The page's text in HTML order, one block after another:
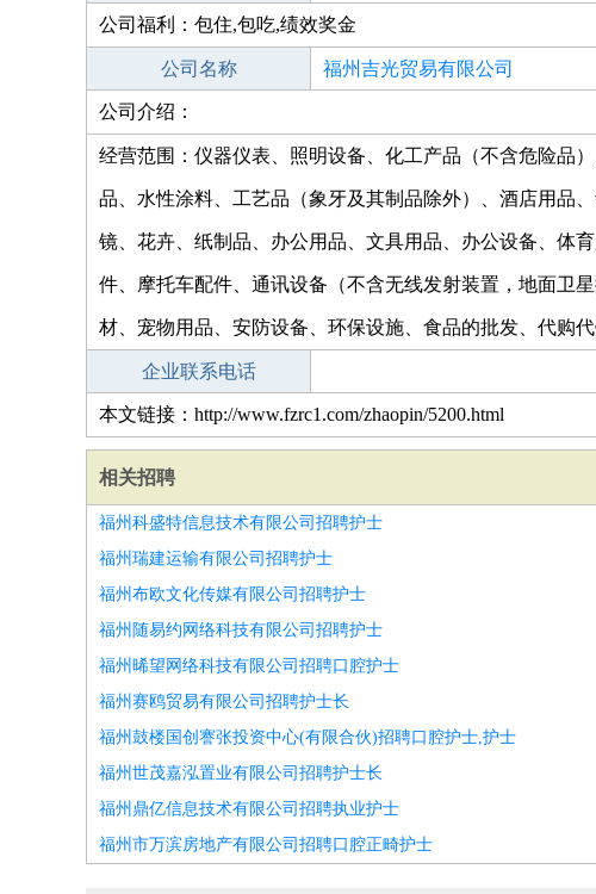
公司福利：包住,包吃,绩效奖金
公司名称 福州吉光贸易有限公司
公司介绍：
经营范围：仪器仪表、照明设备、化工产品（不含危险品
品、水性涂料、工艺品（象牙及其制品除外）、酒店用品
镜、花卉、纸制品、办公用品、文具用品、办公设备、体
件、摩托车配件、通讯设备（不含无线发射装置，地面卫
材、宠物用品、安防设备、环保设施、食品的批发、代购
企业联系电话
本文链接：http://www.fzrc1.com/zhaopin/5200.html
相关招聘
福州科盛特信息技术有限公司招聘护士
福州瑞建运输有限公司招聘护士
福州布欧文化传媒有限公司招聘护士
福州随易约网络科技有限公司招聘护士
福州晞望网络科技有限公司招聘口腔护士
福州赛鸥贸易有限公司招聘护士长
福州鼓楼国创謇张投资中心(有限合伙)招聘口腔护士,护士
福州世茂嘉泓置业有限公司招聘护士长
福州鼎亿信息技术有限公司招聘执业护士
福州市万滨房地产有限公司招聘口腔正畸护士